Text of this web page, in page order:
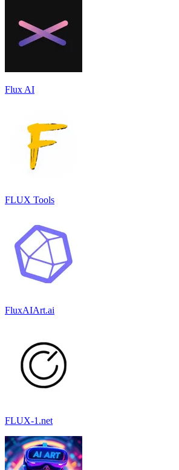
Flux AI
FLUX Tools
FluxAIArt.ai
FLUX-1.net